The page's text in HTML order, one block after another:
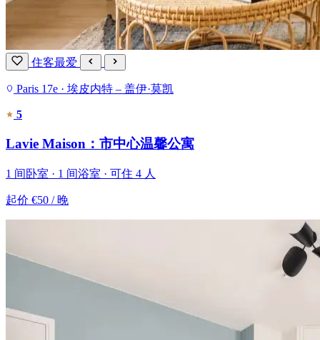
住客最爱
Paris 17e · 埃皮内特 – 盖伊·莫凯
5
Lavie Maison：市中心温馨公寓
1 间卧室 · 1 间浴室 · 可住 4 人
起价 €50 / 晚